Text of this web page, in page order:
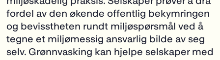
fordel av den økende offentlig bekymringen
og bevisstheten rundt miljøspørsmål ved å
tegne et miljømessig ansvarlig bilde av seg
selv. Grønnvasking kan hjelpe selskaper med